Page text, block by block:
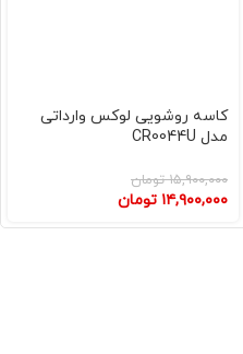
کاسه روشویی لوکس وارداتی
مدل CR0044U
۱۵,۹۰۰,۰۰۰ تومان
۱۴,۹۰۰,۰۰۰ تومان